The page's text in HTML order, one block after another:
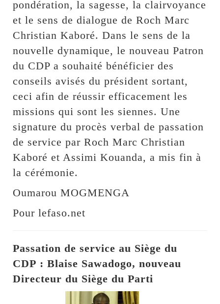
pondération, la sagesse, la clairvoyance
et le sens de dialogue de Roch Marc
Christian Kaboré. Dans le sens de la
nouvelle dynamique, le nouveau Patron
du CDP a souhaité bénéficier des
conseils avisés du président sortant,
ceci afin de réussir efficacement les
missions qui sont les siennes. Une
signature du procès verbal de passation
de service par Roch Marc Christian
Kaboré et Assimi Kouanda, a mis fin à
la cérémonie.
Oumarou MOGMENGA
Pour lefaso.net
Passation de service au Siège du
CDP : Blaise Sawadogo, nouveau
Directeur du Siège du Parti